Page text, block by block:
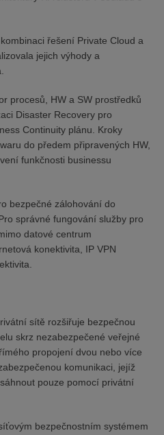
řešení Private Cloud a
jejich výhody a
procesů, HW a SW prostředků
Disaster Recovery pro
Continuity plánu. Kroky
do předem připravených HW,
funkčnosti businessu
bezpečné zálohování do
správné fungování služby pro
datové centrum
konektivita, IP VPN
sítě rozšiřuje bezpečnou
skrz nezabezpečené veřejné
propojení dvou nebo více
komunikaci, jejíž
pouze pomocí privátní
bezpečnostním systémem